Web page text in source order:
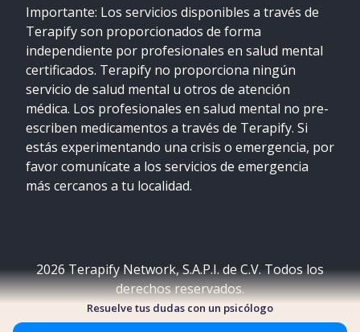
Resuelve tus dudas con un psicólogo
Importante: Los servicios disponibles a través de
Terapify son proporcionados de forma
independiente por profesionales en salud mental
certificados. Terapify no proporciona ningún
servicio de salud mental u otros de atención
médica. Los profesionales en salud mental no pre-
escriben medicamentos a través de Terapify. Si
estás experimentando una crisis o emergencia, por
favor comunícate a los servicios de emergencia
más cercanos a tu localidad.
2026Terapify Network, S.A.P.I. de C.V. Todos los
derechos reservados.